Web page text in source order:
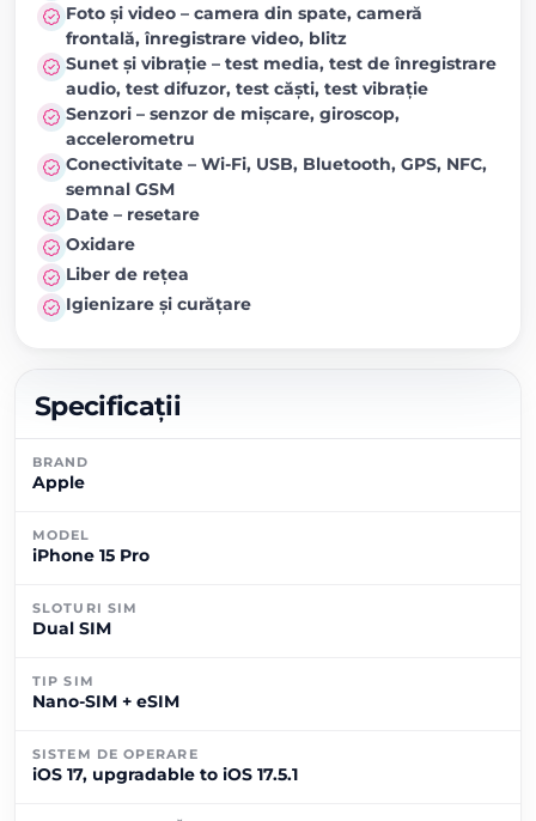
Foto și video – camera din spate, cameră
frontală, înregistrare video, blitz
Sunet și vibrație – test media, test de înregistrare
audio, test difuzor, test căști, test vibrație
Senzori – senzor de mișcare, giroscop,
accelerometru
Conectivitate – Wi-Fi, USB, Bluetooth, GPS, NFC,
semnal GSM
Date – resetare
Oxidare
Liber de rețea
Igienizare și curățare
Specificații
BRAND
Apple
MODEL
iPhone 15 Pro
SLOTURI SIM
Dual SIM
TIP SIM
Nano-SIM + eSIM
SISTEM DE OPERARE
iOS 17, upgradable to iOS 17.5.1